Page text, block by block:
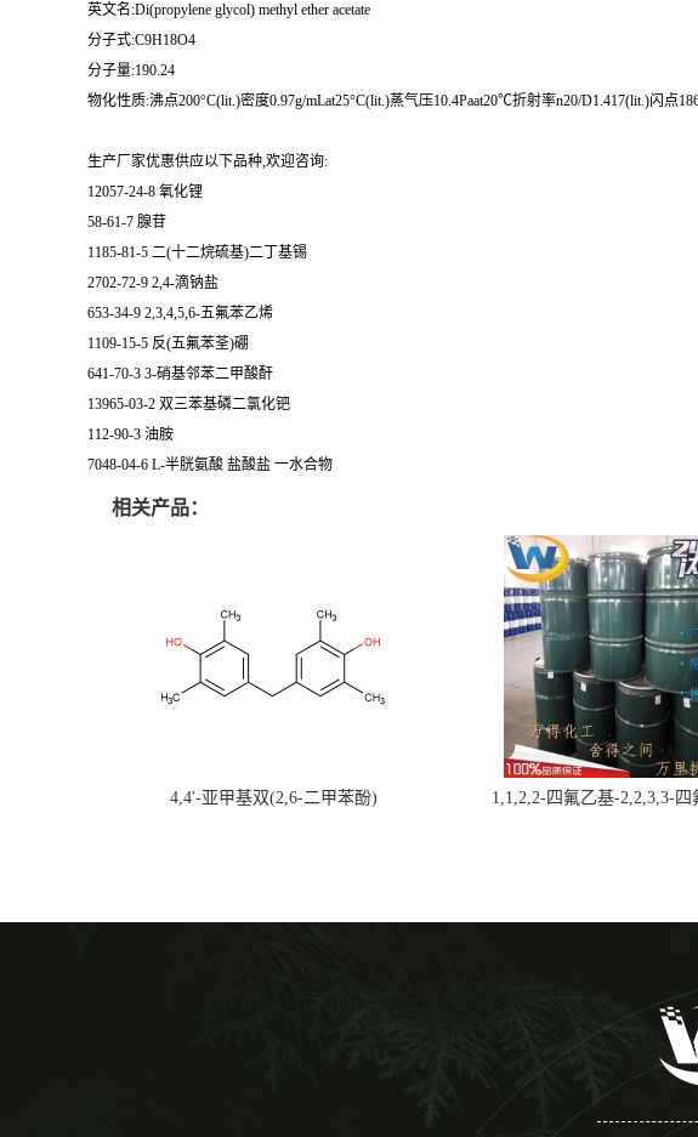
英文名:Di(propylene glycol) methyl ether acetate
分子式:C9H18O4
分子量:190.24
物化性质:沸点200°C(lit.)密度0.97g/mLat25°C(lit.)蒸气压10.4Paat20℃折射率n20/D1.417(lit.)闪点
生产厂家优惠供应以下品种,欢迎咨询:
12057-24-8 氧化锂
58-61-7 腺苷
1185-81-5 二(十二烷硫基)二丁基锡
2702-72-9 2,4-滴钠盐
653-34-9 2,3,4,5,6-五氟苯乙烯
1109-15-5 反(五氟苯荃)硼
641-70-3 3-硝基邻苯二甲酸酐
13965-03-2 双三苯基磷二氯化钯
112-90-3 油胺
7048-04-6 L-半胱氨酸 盐酸盐 一水合物
相关产品：
4,4'-亚甲基双(2,6-二甲苯酚) 1,1,2,2-四氟乙基-2,2,3,3-四